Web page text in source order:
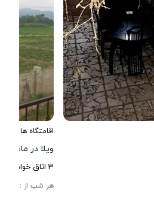
اقامتگاه ها
ویلا در
3 اتاق خواب .
هر شب از :